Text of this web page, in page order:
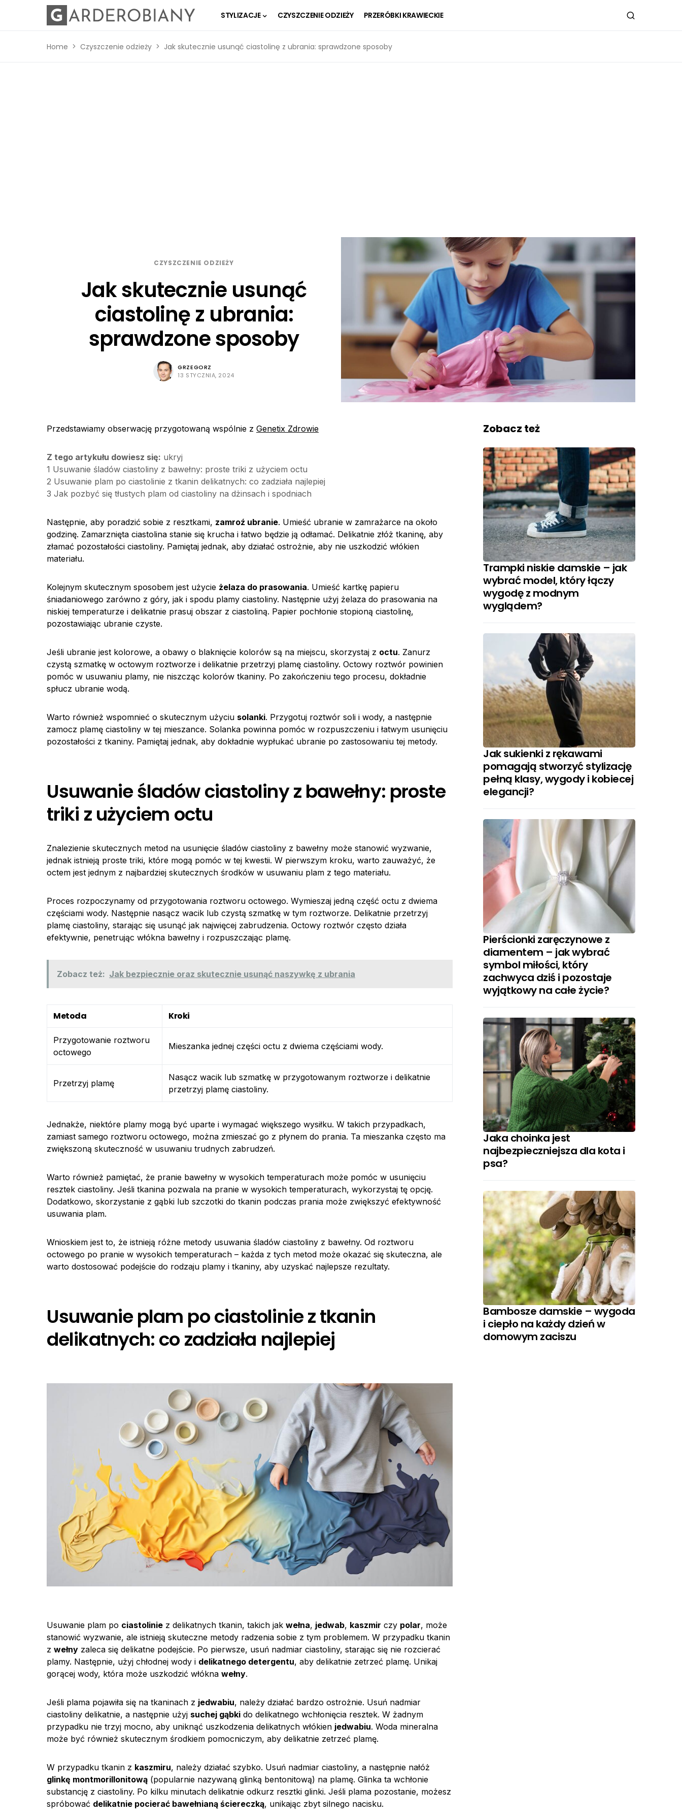
STYLIZACJE CZYSZCZENIE ODZIEŻY PRZERÓBKI KRAWIECKIE
Home Czyszczenie odzieży Jak skutecznie usunąć ciastolinę z ubrania: sprawdzone sposoby
CZYSZCZENIE ODZIEŻY
Jak skutecznie usunąć
ciastolinę z ubrania:
sprawdzone sposoby
GRZEGORZ
13 STYCZNIA, 2024
Przedstawiamy obserwację przygotowaną wspólnie z Genetix Zdrowie
Z tego artykułu dowiesz się: ukryj
1 Usuwanie śladów ciastoliny z bawełny: proste triki z użyciem octu
2 Usuwanie plam po ciastolinie z tkanin delikatnych: co zadziała najlepiej
3 Jak pozbyć się tłustych plam od ciastoliny na dżinsach i spodniach
Następnie, aby poradzić sobie z resztkami, zamroź ubranie. Umieść ubranie w zamrażarce na około
godzinę. Zamarznięta ciastolina stanie się krucha i łatwo będzie ją odłamać. Delikatnie złóż tkaninę, aby
złamać pozostałości ciastoliny. Pamiętaj jednak, aby działać ostrożnie, aby nie uszkodzić włókien
materiału.
Kolejnym skutecznym sposobem jest użycie żelaza do prasowania. Umieść kartkę papieru
śniadaniowego zarówno z góry, jak i spodu plamy ciastoliny. Następnie użyj żelaza do prasowania na
niskiej temperaturze i delikatnie prasuj obszar z ciastoliną. Papier pochłonie stopioną ciastolinę,
pozostawiając ubranie czyste.
Jeśli ubranie jest kolorowe, a obawy o blaknięcie kolorów są na miejscu, skorzystaj z octu. Zanurz
czystą szmatkę w octowym roztworze i delikatnie przetrzyj plamę ciastoliny. Octowy roztwór powinien
pomóc w usuwaniu plamy, nie niszcząc kolorów tkaniny. Po zakończeniu tego procesu, dokładnie
spłucz ubranie wodą.
Warto również wspomnieć o skutecznym użyciu solanki. Przygotuj roztwór soli i wody, a następnie
zamocz plamę ciastoliny w tej mieszance. Solanka powinna pomóc w rozpuszczeniu i łatwym usunięciu
pozostałości z tkaniny. Pamiętaj jednak, aby dokładnie wypłukać ubranie po zastosowaniu tej metody.
Usuwanie śladów ciastoliny z bawełny: proste
triki z użyciem octu
Znalezienie skutecznych metod na usunięcie śladów ciastoliny z bawełny może stanowić wyzwanie,
jednak istnieją proste triki, które mogą pomóc w tej kwestii. W pierwszym kroku, warto zauważyć, że
octem jest jednym z najbardziej skutecznych środków w usuwaniu plam z tego materiału.
Proces rozpoczynamy od przygotowania roztworu octowego. Wymieszaj jedną część octu z dwiema
częściami wody. Następnie nasącz wacik lub czystą szmatkę w tym roztworze. Delikatnie przetrzyj
plamę ciastoliny, starając się usunąć jak najwięcej zabrudzenia. Octowy roztwór często działa
efektywnie, penetrując włókna bawełny i rozpuszczając plamę.
Zobacz też: Jak bezpiecznie oraz skutecznie usunąć naszywkę z ubrania
Metoda Kroki
Przygotowanie roztworu
octowego
Mieszanka jednej części octu z dwiema częściami wody.
Przetrzyj plamę
Nasącz wacik lub szmatkę w przygotowanym roztworze i delikatnie
przetrzyj plamę ciastoliny.
Jednakże, niektóre plamy mogą być uparte i wymagać większego wysiłku. W takich przypadkach,
zamiast samego roztworu octowego, można zmieszać go z płynem do prania. Ta mieszanka często ma
zwiększoną skuteczność w usuwaniu trudnych zabrudzeń.
Warto również pamiętać, że pranie bawełny w wysokich temperaturach może pomóc w usunięciu
resztek ciastoliny. Jeśli tkanina pozwala na pranie w wysokich temperaturach, wykorzystaj tę opcję.
Dodatkowo, skorzystanie z gąbki lub szczotki do tkanin podczas prania może zwiększyć efektywność
usuwania plam.
Wnioskiem jest to, że istnieją różne metody usuwania śladów ciastoliny z bawełny. Od roztworu
octowego po pranie w wysokich temperaturach – każda z tych metod może okazać się skuteczna, ale
warto dostosować podejście do rodzaju plamy i tkaniny, aby uzyskać najlepsze rezultaty.
Usuwanie plam po ciastolinie z tkanin
delikatnych: co zadziała najlepiej
Usuwanie plam po ciastolinie z delikatnych tkanin, takich jak wełna, jedwab, kaszmir czy polar, może
stanowić wyzwanie, ale istnieją skuteczne metody radzenia sobie z tym problemem. W przypadku tkanin
z wełny zaleca się delikatne podejście. Po pierwsze, usuń nadmiar ciastoliny, starając się nie rozcierać
plamy. Następnie, użyj chłodnej wody i delikatnego detergentu, aby delikatnie zetrzeć plamę. Unikaj
gorącej wody, która może uszkodzić włókna wełny.
Jeśli plama pojawiła się na tkaninach z jedwabiu, należy działać bardzo ostrożnie. Usuń nadmiar
ciastoliny delikatnie, a następnie użyj suchej gąbki do delikatnego wchłonięcia resztek. W żadnym
przypadku nie trzyj mocno, aby uniknąć uszkodzenia delikatnych włókien jedwabiu. Woda mineralna
może być również skutecznym środkiem pomocniczym, aby delikatnie zetrzeć plamę.
W przypadku tkanin z kaszmiru, należy działać szybko. Usuń nadmiar ciastoliny, a następnie nałóż
glinkę montmorillonitową (popularnie nazywaną glinką bentonitową) na plamę. Glinka ta wchłonie
substancję z ciastoliny. Po kilku minutach delikatnie odkurz resztki glinki. Jeśli plama pozostanie, możesz
spróbować delikatnie pocierać bawełnianą ściereczką, unikając zbyt silnego nacisku.
Zobacz też
Trampki niskie damskie – jak
wybrać model, który łączy
wygodę z modnym
wyglądem?
Jak sukienki z rękawami
pomagają stworzyć stylizację
pełną klasy, wygody i kobiecej
elegancji?
Pierścionki zaręczynowe z
diamentem – jak wybrać
symbol miłości, który
zachwyca dziś i pozostaje
wyjątkowy na całe życie?
Jaka choinka jest
najbezpieczniejsza dla kota i
psa?
Bambosze damskie – wygoda
i ciepło na każdy dzień w
domowym zaciszu